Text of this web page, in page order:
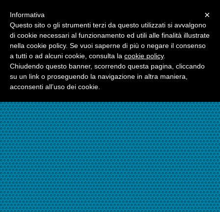
☎324.7403485
×
Informativa
Questo sito o gli strumenti terzi da questo utilizzati si avvalgono
di cookie necessari al funzionamento ed utili alle finalità illustrate
nella cookie policy. Se vuoi saperne di più o negare il consenso
a tutti o ad alcuni cookie, consulta la cookie policy.
Chiudendo questo banner, scorrendo questa pagina, cliccando
su un link o proseguendo la navigazione in altra maniera,
acconsenti all’uso dei cookie.